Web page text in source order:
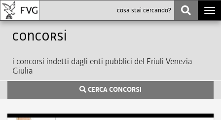
Concorsi
i concorsi indetti dagli enti pubblici del Friuli Venezia
Giulia
CERCA CONCORSI